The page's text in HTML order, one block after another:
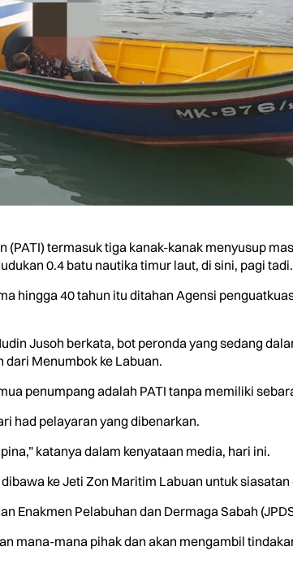
(PATI) termasuk tiga kanak-kanak menyusup
0.4 batu nautika timur laut, di sini, pagi tadi.
hingga 40 tahun itu ditahan Agensi
Jusoh berkata, bot peronda yang sedang
Menumbok ke Labuan.
penumpang adalah PATI tanpa memiliki
had pelayaran yang dibenarkan.
katanya dalam kenyataan media, hari ini.
ke Jeti Zon Maritim Labuan untuk
Enakmen Pelabuhan dan Dermaga Sabah
mana-mana pihak dan akan mengambil